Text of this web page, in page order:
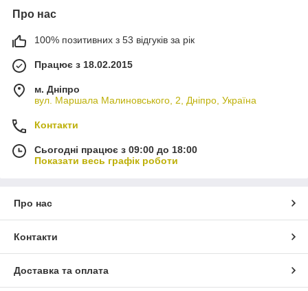
Про нас
100% позитивних з 53 відгуків за рік
Працює з 18.02.2015
м. Дніпро
вул. Маршала Малиновського, 2, Дніпро, Україна
Контакти
Сьогодні працює з 09:00 до 18:00
Показати весь графік роботи
Про нас
Контакти
Доставка та оплата